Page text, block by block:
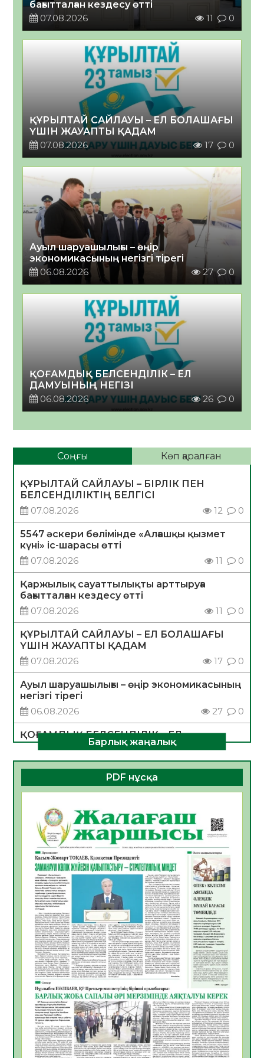
бағытталған кездесу өтті
07.08.2026
11 0
ҚҰРЫЛТАЙ САЙЛАУЫ – ЕЛ БОЛАШАҒЫ
ҮШІН ЖАУАПТЫ ҚАДАМ
07.08.2026
17 0
Ауыл шаруашылығы – өңір
экономикасының негізгі тірегі
06.08.2026
27 0
ҚОҒАМДЫҚ БЕЛСЕНДІЛІК – ЕЛ
ДАМУЫНЫҢ НЕГІЗІ
06.08.2026
26 0
Соңғы Көп қаралған
ҚҰРЫЛТАЙ САЙЛАУЫ – БІРЛІК ПЕН
БЕЛСЕНДІЛІКТІҢ БЕЛГІСІ
07.08.2026
12 0
5547 әскери бөлімінде «Алғашқы қызмет
күні» іс-шарасы өтті
07.08.2026
11 0
Қаржылық сауаттылықты арттыруға
бағытталған кездесу өтті
07.08.2026
11 0
ҚҰРЫЛТАЙ САЙЛАУЫ – ЕЛ БОЛАШАҒЫ
ҮШІН ЖАУАПТЫ ҚАДАМ
07.08.2026
17 0
Ауыл шаруашылығы – өңір экономикасының
негізгі тірегі
06.08.2026
27 0
ҚОҒАМДЫҚ БЕЛСЕНДІЛІК – ЕЛ
ДАМУЫНЫҢ НЕГІЗІ
06.08.2026
26 0
ҚҰРЫЛТАЙ САЙЛАУЫ – БОЛАШАҚҚА
БАСТАР ЖАУАПТЫ ТАҢДАУ
06.08.2026
Инфекциялық ауруларға қарсы иммундау
жұмыстарының тиімділігі
06.08.2026
29
Көкжөтел ауруы туралы
06.08.2026
26
АПВ вакцинасы туралы мәлімет
06.08.2026
27
Open Air: Қызылорда облысы полиция
департаменті 20 мыңнан астам
көрерменнің қауіпсіздігін қамтамасыз етті
06.08.2026
39
ҚЫЗЫЛОРДАДА «САНАЛЫ ҰРПАҚ –
ЖАРҚЫН БОЛАШАҚ» АТТЫ КЕҢЕЙТІЛГЕН
МӘЖІЛІС ӨТТІ
Барлық жаңалық
PDF нұсқа